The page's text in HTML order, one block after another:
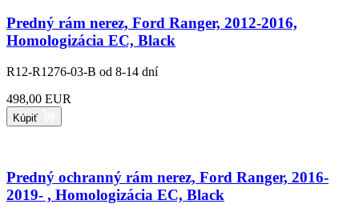
Predný rám nerez, Ford Ranger, 2012-2016,
Homologizácia EC, Black
R12-R1276-03-B od 8-14 dní
498,00 EUR
Kúpiť
Predný ochranný rám nerez, Ford Ranger, 2016-
2019- , Homologizácia EC, Black